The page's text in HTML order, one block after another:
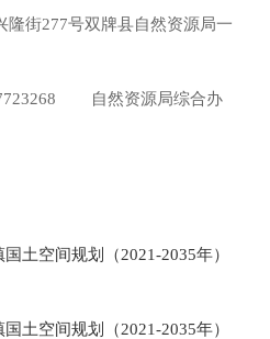
隆街277号双牌县自然资源局一
自然资源局综合办
土空间规划（2021-2035年）
土空间规划（2021-2035年）